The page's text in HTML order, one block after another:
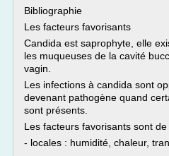
Bibliographie
Les facteurs favorisants
Candida est saprophyte, elle
les muqueuses de la cavité
vagin.
Les infections à candida sont
devenant pathogène quand
sont présents.
Les facteurs favorisants sont
- locales : humidité, chaleur,